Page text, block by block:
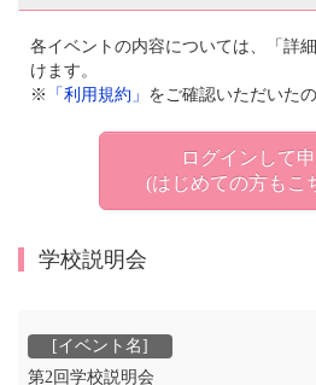
各イベントの内容については、「詳
けます。
※
「利用規約」 をご確認いただいた
ログインして
(はじめての方もこ
学校説明会
第2回学校説明会